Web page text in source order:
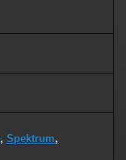
, Spektrum,